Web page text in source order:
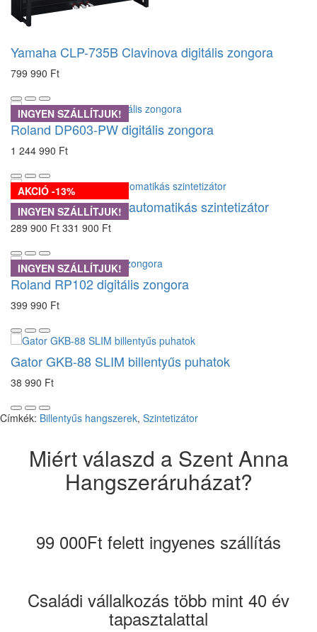
Yamaha CLP-735B Clavinova digitális zongora
799 990 Ft
INGYEN SZÁLLÍTJUK!
Roland DP603-PW digitális zongora
1 244 990 Ft
AKCIÓ -13%
INGYEN SZÁLLÍTJUK!
KORG Pa300 kíséretautomatikás szintetizátor
289 900 Ft 331 900 Ft
INGYEN SZÁLLÍTJUK!
Roland RP102 digitális zongora
399 990 Ft
Gator GKB-88 SLIM billentyűs puhatok
38 990 Ft
Címkék: Billentyűs hangszerek, Szintetizátor
Miért válaszd a Szent Anna
Hangszeráruházat?
99 000Ft felett ingyenes szállítás
Családi vállalkozás több mint 40 év
tapasztalattal